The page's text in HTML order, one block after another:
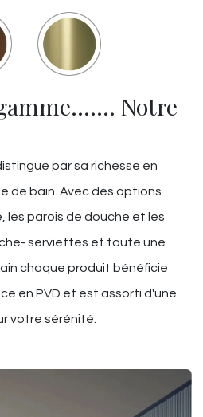
Notre
par sa richesse en
de bain. Avec des options
les parois de douche et les
serviettes et toute une
chaque produit bénéficie
en PVD et est assorti d'une
votre sérénité.